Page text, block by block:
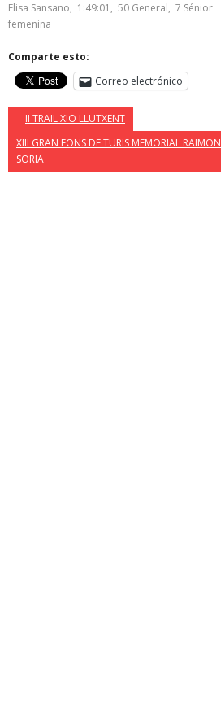
Elisa Sansano, 1:49:01, 50 General, 7 Sénior
femenina
Comparte esto:
Correo electrónico
II TRAIL XIO LLUTXENT
XIII GRAN FONS DE TURIS MEMORIAL RAIMON
SORIA